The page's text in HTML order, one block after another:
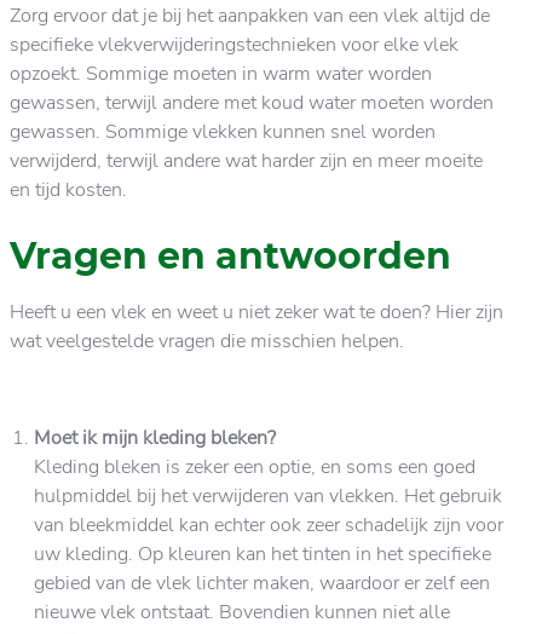
Zorg ervoor dat je bij het aanpakken van een vlek altijd de
specifieke vlekverwijderingstechnieken voor elke vlek
opzoekt. Sommige moeten in warm water worden
gewassen, terwijl andere met koud water moeten worden
gewassen. Sommige vlekken kunnen snel worden
verwijderd, terwijl andere wat harder zijn en meer moeite
en tijd kosten.
Vragen en antwoorden
Heeft u een vlek en weet u niet zeker wat te doen? Hier zijn
wat veelgestelde vragen die misschien helpen.
Moet ik mijn kleding bleken?
Kleding bleken is zeker een optie, en soms een goed
hulpmiddel bij het verwijderen van vlekken. Het gebruik
van bleekmiddel kan echter ook zeer schadelijk zijn voor
uw kleding. Op kleuren kan het tinten in het specifieke
gebied van de vlek lichter maken, waardoor er zelf een
nieuwe vlek ontstaat. Bovendien kunnen niet alle